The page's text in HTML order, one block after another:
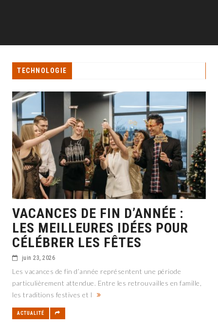
TECHNOLOGIE
VACANCES DE FIN D’ANNÉE :
LES MEILLEURES IDÉES POUR
CÉLÉBRER LES FÊTES
juin 23, 2026
Les vacances de fin d’année représentent une période
particulièrement attendue. Entre les retrouvailles en famille,
les traditions festives et l
ACTUALITÉ